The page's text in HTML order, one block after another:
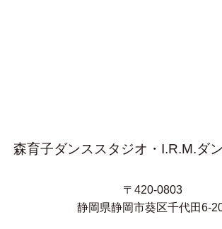
森育子ダンススタジオ・I.R.M.ダ
〒420-0803
静岡県静岡市葵区千代田6-